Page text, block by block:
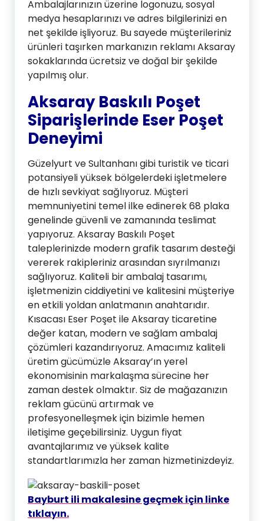
Ambalajlarınızın üzerine logonuzu, sosyal
medya hesaplarınızı ve adres bilgilerinizi en
net şekilde işliyoruz. Bu sayede müşterileriniz
ürünleri taşırken markanızın reklamı Aksaray
sokaklarında ücretsiz ve doğal bir şekilde
yapılmış olur.
Aksaray Baskılı Poşet
Siparişlerinde Eser Poşet
Deneyimi
Güzelyurt ve Sultanhanı gibi turistik ve ticari
potansiyeli yüksek bölgelerdeki işletmelere
de hızlı sevkiyat sağlıyoruz. Müşteri
memnuniyetini temel ilke edinerek 68 plaka
genelinde güvenli ve zamanında teslimat
yapıyoruz. Aksaray Baskılı Poşet
taleplerinizde modern grafik tasarım desteği
vererek rakipleriniz arasından sıyrılmanızı
sağlıyoruz. Kaliteli bir ambalaj tasarımı,
işletmenizin ciddiyetini ve kalitesini müşteriye
en etkili yoldan anlatmanın anahtarıdır.
Kısacası Eser Poşet ile Aksaray ticaretine
değer katan, modern ve sağlam ambalaj
çözümleri kazandırıyoruz. Amacımız kaliteli
üretim gücümüzle Aksaray’ın yerel
ekonomisinin markalaşma sürecine her
zaman destek olmaktır. Siz de mağazanızın
reklam gücünü artırmak ve
profesyonelleşmek için bizimle hemen
iletişime geçebilirsiniz. Uygun fiyat
avantajlarımız ve yüksek kalite
standartlarımızla her zaman hizmetinizdeyiz.
Bayburt ili makalesine geçmek için linke
tıklayın.